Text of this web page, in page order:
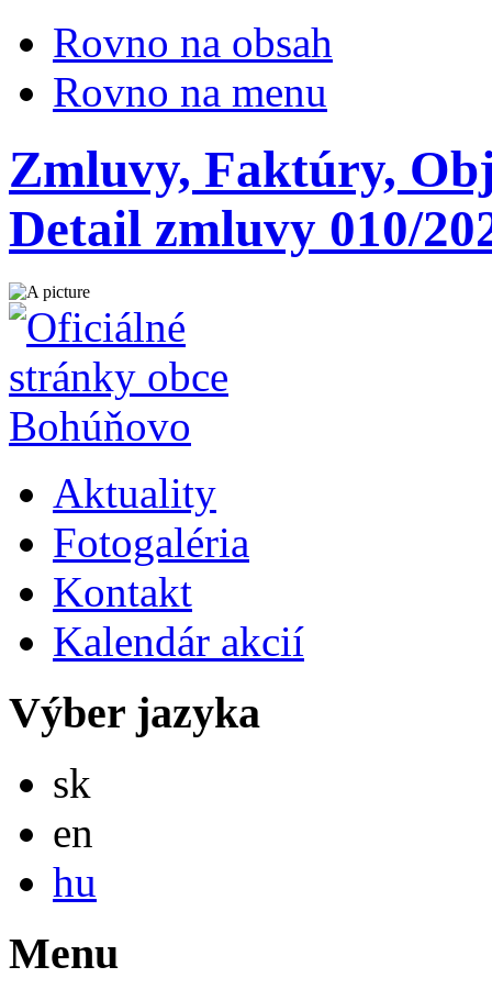
Rovno na obsah
Rovno na menu
Zmluvy, Faktúry,
Detail zmluvy 010/
Aktuality
Fotogaléria
Kontakt
Kalendár akcií
Výber jazyka
sk
en
hu
Menu